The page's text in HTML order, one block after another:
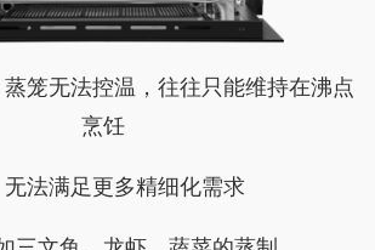
笼无法控温，往往只能维持在沸点
烹饪
无法满足更多精细化需求